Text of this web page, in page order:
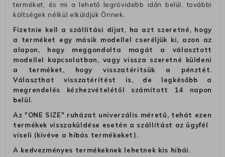
terméket, és mi a lehető legrövidebb időn belül, további
költségek nélkül elküldjük Önnek.
Fizetnie kell a szállítási díjat, ha azt szeretné, hogy
a terméket egy másik modellel cseréljük ki, azon az
alapon, hogy meggondolta magát a választott
modellel kapcsolatban, vagy vissza szeretné küldeni
a terméket, hogy visszatérítsük a pénztét.
Választhat visszatérítést is, de legkésőbb a
megrendelés kézhezvételétől számított 14 napon
belül.
Az "ONE SIZE" ruházat univerzális méretű, tehát ezen
termékek visszaküldése esetén a szállítást az ügyfél
viseli (kivéve a hibás termékeket).
A kedvezményes termékeknek lehetnek kis hibái.